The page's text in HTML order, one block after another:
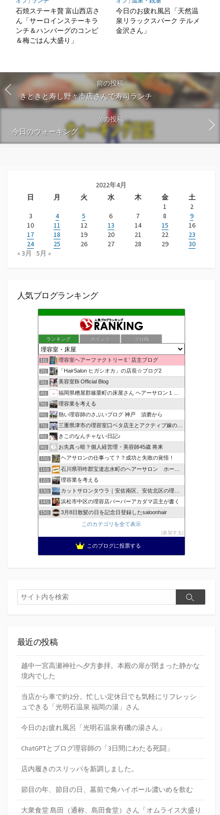
石焼ステーキ贅 富山西店さ
ん「サーロインステーキラ
ンチ＆ハンバーグのコンビ
＆梅ごはん大盛り」
今日のお疲れ風呂「天然温
泉リラックスパーク テルメ
金沢さん」
前の投稿
きときと寿し野々市店さんで寿司ランチ
次の投稿
今日のウォーキング
2022年4月
日
月 火 水 木 金
土
1
2
3
4 5 6 7 8
9
10
11 12 13 14 15
16
17
18 19 20 21 22
23
24
25 26 27 28 29
30
« 3月
5月 »
人気ブログランキング
ランキング ポイント ブロ画
1位 理容室ヘアーファクトリーＥ’ 店主ブログ
2位 「HairSalon ヒガシオカ」の店長☆ブログ2
3位 美容室Bi Official Blog
4位 福岡県糟屋郡篠栗町の床屋さん ヘアーサロン１２３公式ブログ
5位 理容業を考える
6位 熱い理容師のさぶいブログ 神戸 須磨から
7位 三重県津市の理容室口ベタ店主とアクティブ嫁のblog
8位 きこのなんチャない日記♪
9位 お先真っ暗？個人経営理・美容師45歳 将来
10位 ヘアサロンの仕事って？？成功と失敗の覚悟！
11位 石川県羽咋郡宝達志水町のヘアーサロン ホープヘアーズ
12位 理容業を考える
13位 カットサロンタウラ｜安佐南区、安佐北区の理美容院
14位 浜松市中区の理容店バーバーアカダマ店主が書く
15位
3月8日散髪の日を記念日登録したsaloonhair
このカテゴリを全て表示
参加する
このブログに投票する
検
索
検
最近の投稿
越中一宮高瀬神社へ夕方参拝。本殿の扉が閉まった静かな
境内でした
当店から車で約2分。忙しい定休日でも気軽にリフレッシ
ュできる「光明石温泉 福岡の湯」さん
今日のお疲れ風呂「光明石温泉有磯の湯さん」
ChatGPTとブログ理容師の「3日間にわたる死闘」
店内履きのスリッパを新調しました。
節目の年、節目の日、墓前で角ハイボール濃いめを飲む
大衆食堂 島田（通称、島田食堂）さん「オムライス大盛り